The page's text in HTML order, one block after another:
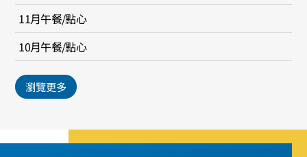
11月午餐/點心
10月午餐/點心
瀏覽更多